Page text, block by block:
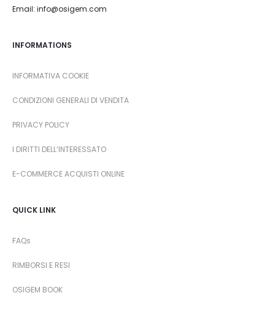
Email: info@osigem.com
INFORMATIONS
INFORMATIVA COOKIE
CONDIZIONI GENERALI DI VENDITA
PRIVACY POLICY
I DIRITTI DELL’INTERESSATO
E-COMMERCE ACQUISTI ONLINE
QUICK LINK
FAQs
RIMBORSI E RESI
OSIGEM BOOK